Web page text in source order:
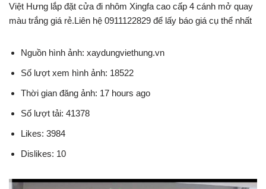
Việt Hưng lắp đặt cửa đi nhôm Xingfa cao cấp 4 cánh mở quay
màu trắng giá rẻ.Liên hệ 0911122829 để lấy báo giá cụ thể nhất
Nguồn hình ảnh: xaydungviethung.vn
Số lượt xem hình ảnh: 18522
Thời gian đăng ảnh: 17 hours ago
Số lượt tải: 41378
Likes: 3984
Dislikes: 10